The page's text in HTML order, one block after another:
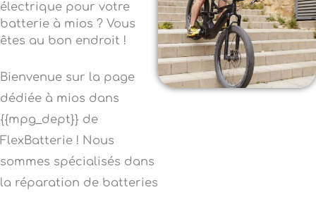
électrique pour votre
batterie à mios ? Vous
êtes au bon endroit !
Bienvenue sur la page
dédiée à mios dans
{{mpg_dept}} de
FlexBatterie ! Nous
sommes spécialisés dans
la réparation de batteries